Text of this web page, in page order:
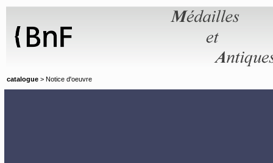
catalogue > Notice d'oeuvre